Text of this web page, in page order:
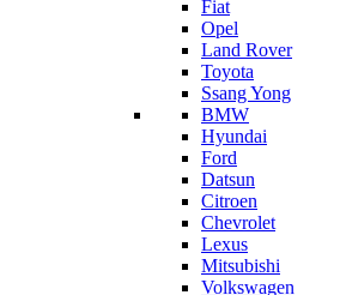
Fiat
Opel
Land Rover
Toyota
Ssang Yong
BMW
Hyundai
Ford
Datsun
Citroen
Chevrolet
Lexus
Mitsubishi
Volkswagen